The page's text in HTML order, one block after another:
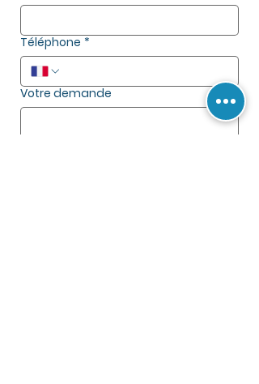
Téléphone *
Votre demande